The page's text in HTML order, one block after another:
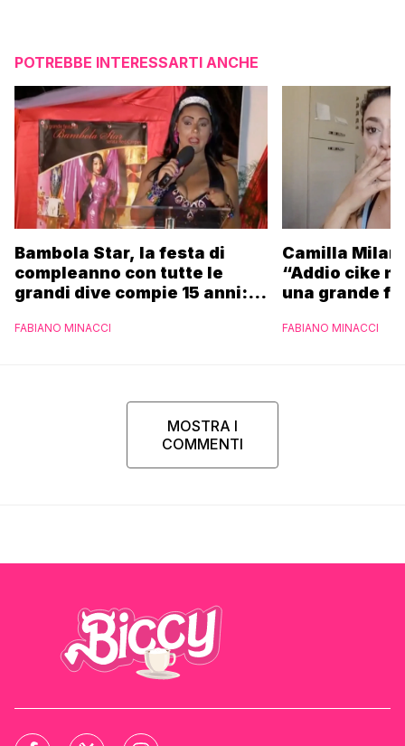
POTREBBE INTERESSARTI ANCHE
Bambola Star, la festa di
compleanno con tutte le
grandi dive compie 15 anni: il
FABIANO MINACCI
Camilla
“Addio cike
una grande
FABIANO MINACCI
MOSTRA I
COMMENTI